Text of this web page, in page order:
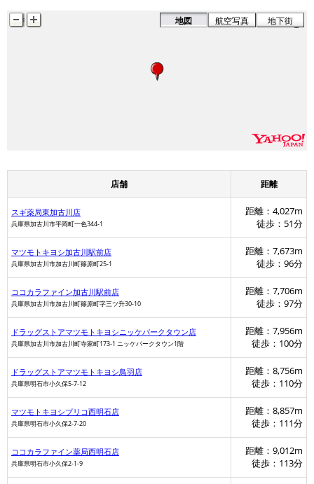
地図 航空写真 地下街
店舗 距離
スギ薬局東加古川店
兵庫県加古川市平岡町一色344-1
距離：4,027m
徒歩：51分
マツモトキヨシ加古川駅前店
兵庫県加古川市加古川町篠原町25-1
距離：7,673m
徒歩：96分
ココカラファイン加古川駅前店
兵庫県加古川市加古川町篠原町字三ツ升30-10
距離：7,706m
徒歩：97分
ドラッグストアマツモトキヨシニッケパークタウン店
兵庫県加古川市加古川町寺家町173-1 ニッケパークタウン1階
距離：7,956m
徒歩：100分
ドラッグストアマツモトキヨシ鳥羽店
兵庫県明石市小久保5-7-12
距離：8,756m
徒歩：110分
マツモトキヨシプリコ西明石店
兵庫県明石市小久保2-7-20
距離：8,857m
徒歩：111分
ココカラファイン薬局西明石店
兵庫県明石市小久保2-1-9
距離：9,012m
徒歩：113分